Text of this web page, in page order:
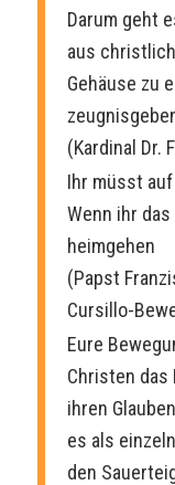
Darum geht
aus
Gehäuse zu
(Kardinal Dr.
Ihr müsst
Wenn ihr
heimgehen
(Papst
Cursillo-
Eure
Christen das
ihren
es als
den